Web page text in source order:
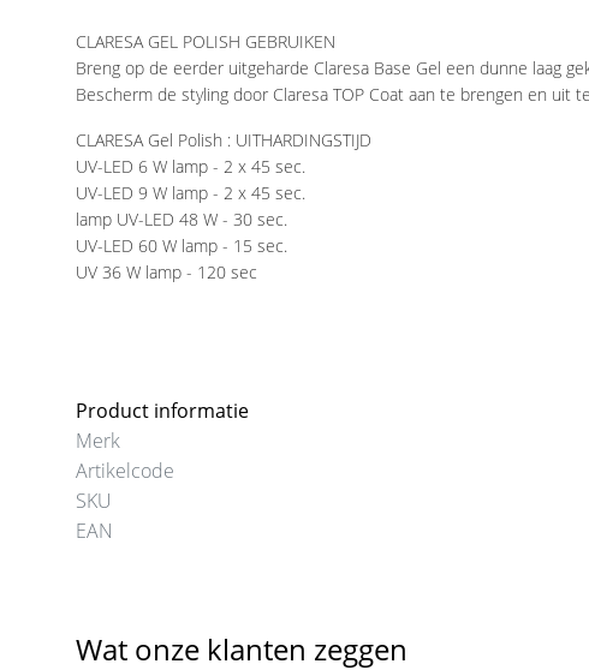
CLARESA GEL POLISH GEBRUIKEN
Breng op de eerder uitgeharde Claresa Base Gel een dunne laag
Bescherm de styling door Claresa TOP Coat aan te brengen en uit
CLARESA Gel Polish : UITHARDINGSTIJD
UV-LED 6 W lamp - 2 x 45 sec.
UV-LED 9 W lamp - 2 x 45 sec.
lamp UV-LED 48 W - 30 sec.
UV-LED 60 W lamp - 15 sec.
UV 36 W lamp - 120 sec
Product informatie
Merk
Artikelcode
SKU
EAN
Wat onze klanten zeggen